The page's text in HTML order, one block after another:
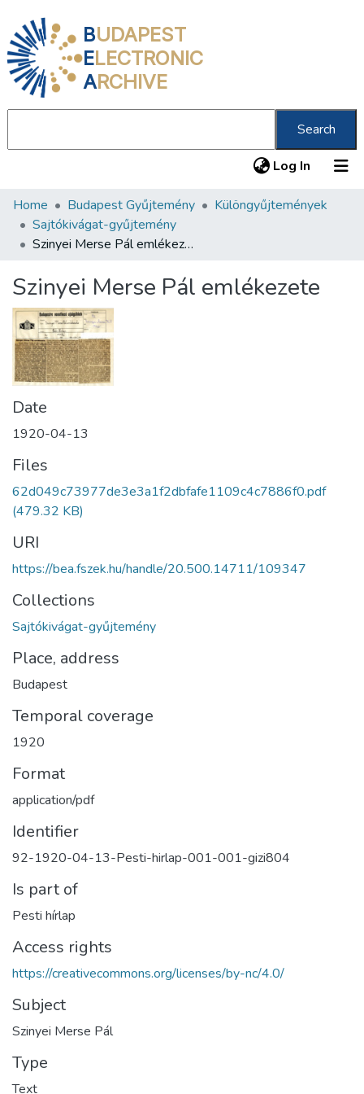
BUDAPEST
ELECTRONIC
ARCHIVE
Search
Log In (current)
Communities & Collections
All of DSpace
About us
Home Budapest Gyűjtemény
Különgyűjtemények
Sajtókivágat-gyűjtemény
Szinyei Merse Pál emlékezete
Szinyei Merse Pál emlékezete
Date
1920-04-13
Files
62d049c73977de3e3a1f2dbfafe1109c4c7886f0.pdf
(479.32 KB)
URI
https://bea.fszek.hu/handle/20.500.14711/109347
Collections
Sajtókivágat-gyűjtemény
Place, address
Budapest
Temporal coverage
1920
Format
application/pdf
Identifier
92-1920-04-13-Pesti-hirlap-001-001-gizi804
Is part of
Pesti hírlap
Access rights
https://creativecommons.org/licenses/by-nc/4.0/
Subject
Szinyei Merse Pál
Type
Text